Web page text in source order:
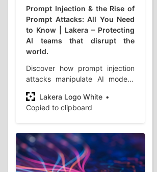
Prompt Injection & the Rise of
Prompt Attacks: All You Need
to Know | Lakera – Protecting
AI teams that disrupt the
world.
Discover how prompt injection
attacks manipulate AI models,
sensitive data—plus strategies
to protect AI applications from
Lakera Logo White
Copied to clipboard